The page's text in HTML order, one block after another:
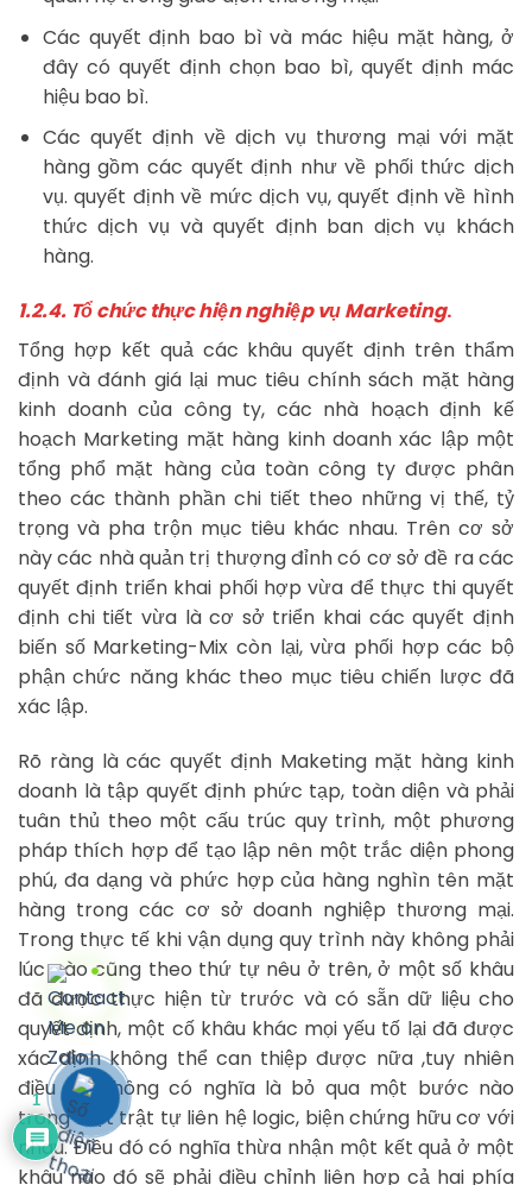
Các quyết định bao bì và mác hiệu mặt hàng, ở
đây có quyết định chọn bao bì, quyết định mác
hiệu bao bì.
Các quyết định về dịch vụ thương mại với mặt
hàng gồm các quyết định như về phối thức dịch
vụ. quyết định về mức dịch vụ, quyết định về hình
thức dịch vụ và quyết định ban dịch vụ khách
hàng.
1.2.4. Tổ chức thực hiện nghiệp vụ Marketing.
Tổng hợp kết quả các khâu quyết định trên thẩm
định và đánh giá lại muc tiêu chính sách mặt hàng
kinh doanh của công ty, các nhà hoạch định kế
hoạch Marketing mặt hàng kinh doanh xác lập một
tổng phổ mặt hàng của toàn công ty được phân
theo các thành phần chi tiết theo những vị thế, tỷ
trọng và pha trộn mục tiêu khác nhau. Trên cơ sở
này các nhà quản trị thượng đỉnh có cơ sở đề ra các
quyết định triển khai phối hợp vừa để thực thi quyết
định chi tiết vừa là cơ sở triển khai các quyết định
biến số Marketing-Mix còn lại, vừa phối hợp các bộ
phận chức năng khác theo mục tiêu chiến lược đã
xác lập.
Rõ ràng là các quyết định Maketing mặt hàng kinh
doanh là tập quyết định phức tạp, toàn diện và phải
tuân thủ theo một cấu trúc quy trình, một phương
pháp thích hợp để tạo lập nên một trắc diện phong
phú, đa dạng và phức hợp của hàng nghìn tên mặt
hàng trong các cơ sở doanh nghiệp thương mại.
Trong thực tế khi vận dụng quy trình này không phải
lúc nào cũng theo thứ tự nêu ở trên, ở một số khâu
đã được thực hiện từ trước và có sẵn dữ liệu cho
quyết định, một cố khâu khác mọi yếu tố lại đã được
xác định không thể can thiệp được nữa ,tuy nhiên
điều đó không có nghĩa là bỏ qua một bước nào
trong một trật tự liên hệ logic, biện chứng hữu cơ với
nhau. Điều đó có nghĩa thừa nhận một kết quả ở một
khâu nào đó sẽ phải điều chỉnh liên hợp cả hai phía
1